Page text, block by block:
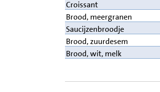
Croissant
Brood, meergranen
Saucijzenbroodje
Brood, zuurdesem
Brood, wit, melk